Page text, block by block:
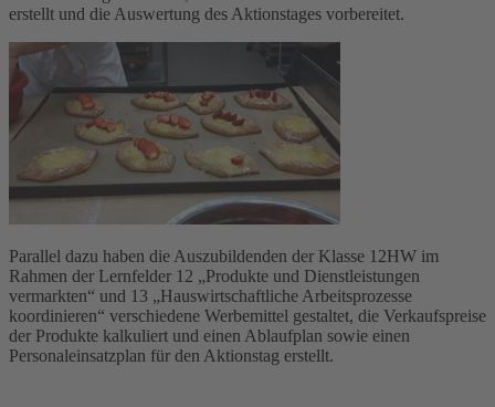
erstellt und die Auswertung des Aktionstages vorbereitet.
Parallel dazu haben die Auszubildenden der Klasse 12HW im
Rahmen der Lernfelder 12 „Produkte und Dienstleistungen
vermarkten“ und 13 „Hauswirtschaftliche Arbeitsprozesse
koordinieren“ verschiedene Werbemittel gestaltet, die Verkaufspreise
der Produkte kalkuliert und einen Ablaufplan sowie einen
Personaleinsatzplan für den Aktionstag erstellt.